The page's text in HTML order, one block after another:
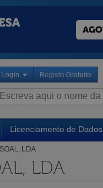
Login Registo Gratuito
Licenciamento de Dados
LDA
LDA